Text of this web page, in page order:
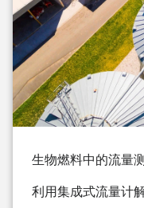
生物燃料中的流量
利用集成式流量计